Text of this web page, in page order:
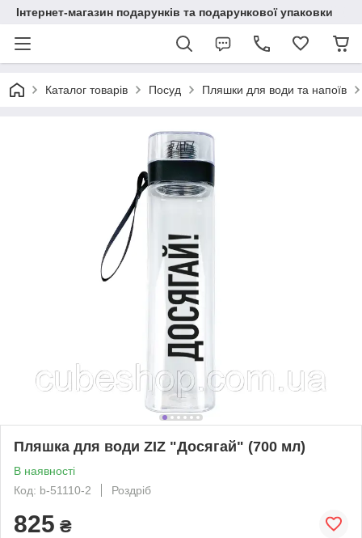
Інтернет-магазин подарунків та подарункової упаковки
Каталог товарів Посуд Пляшки для води та напоїв
Пляшка для води ZIZ "Досягай" (700 мл)
В наявності
Код: b-51110-2
Роздріб
825 ₴